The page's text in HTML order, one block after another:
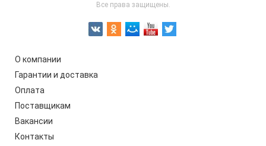
Все права защищены.
О компании
Гарантии и доставка
Оплата
Поставщикам
Вакансии
Контакты